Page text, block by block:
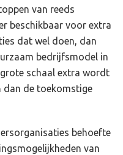
van reeds
beschikbaar voor extra
dat wel doen, dan
bedrijfsmodel in
schaal extra wordt
dan de toekomstige
behoefte
van